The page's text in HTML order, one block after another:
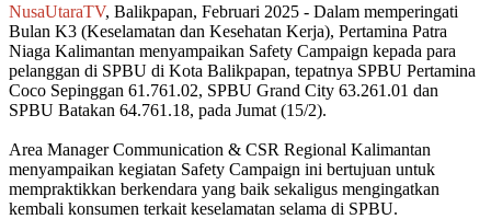
NusaUtaraTV, Balikpapan, Februari 2025 - Dalam memperingati
Bulan K3 (Keselamatan dan Kesehatan Kerja), Pertamina Patra
Niaga Kalimantan menyampaikan Safety Campaign kepada para
pelanggan di SPBU di Kota Balikpapan, tepatnya SPBU Pertamina
Coco Sepinggan 61.761.02, SPBU Grand City 63.261.01 dan
SPBU Batakan 64.761.18, pada Jumat (15/2).
Area Manager Communication & CSR Regional Kalimantan
menyampaikan kegiatan Safety Campaign ini bertujuan untuk
mempraktikkan berkendara yang baik sekaligus mengingatkan
kembali konsumen terkait keselamatan selama di SPBU.